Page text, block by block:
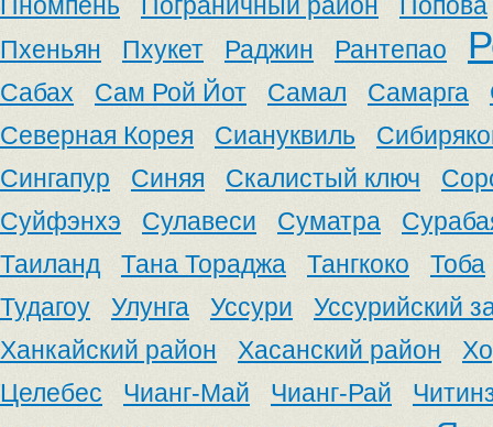
Пхеньян
Пхукет Раджин Рантепао
Сабах Сам Рой Йот Самал Самарга
Северная Корея
Сиануквиль
Сингапур
Синяя Скалистый ключ
Суйфэнхэ
Сулавеси Суматра
Таиланд
Тана Тораджа Тангкоко
Тоба
Тудагоу
Улунга Уссури
Уссурийский
Ханкайский район
Хасанский район
Целебес
Чианг-Май Чианг-Рай